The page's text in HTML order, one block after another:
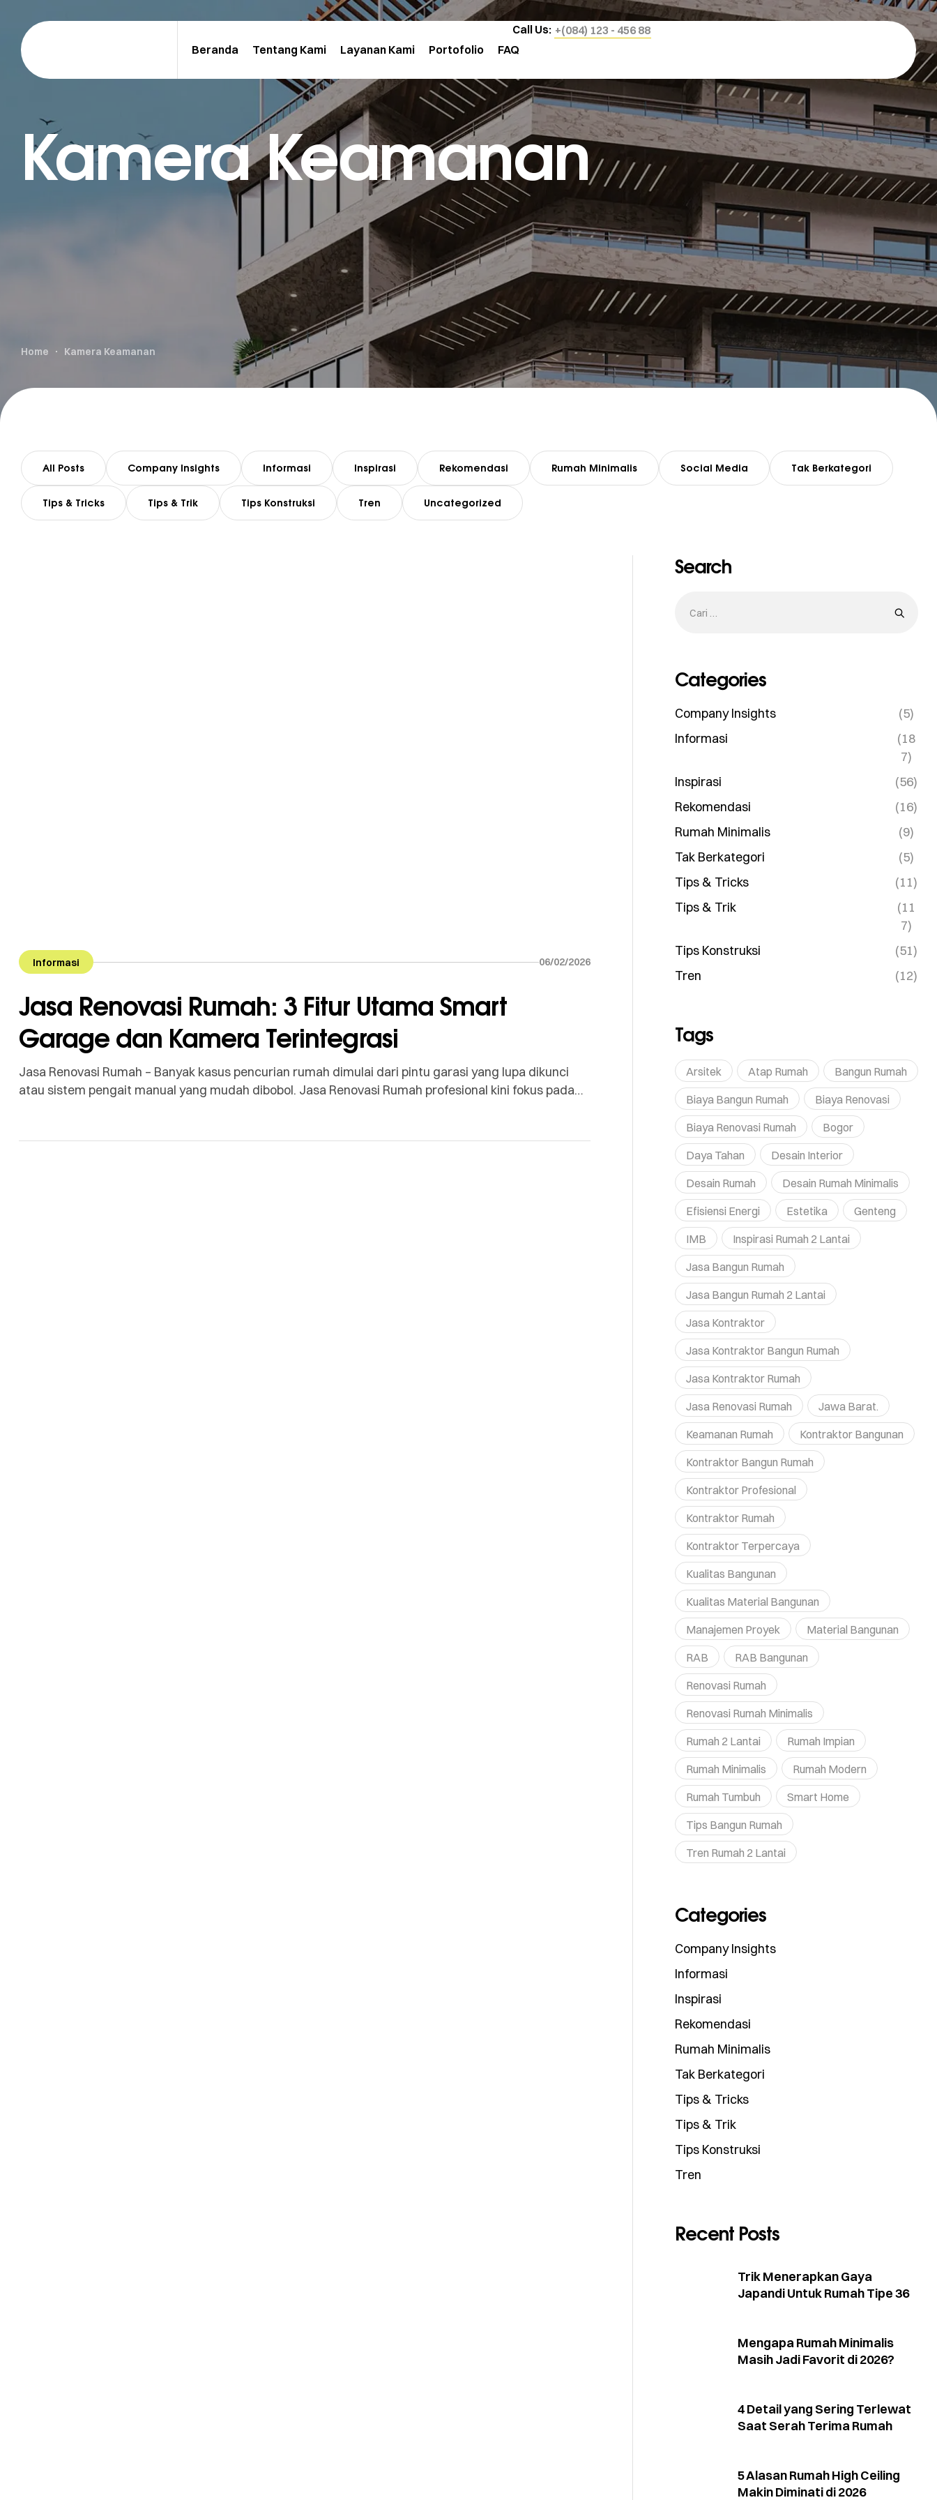
Beranda Tentang Kami Layanan Kami Portofolio FAQ
Call Us: +(084) 123 - 456 88
Kamera Keamanan
Home Kamera Keamanan
All Posts Company Insights Informasi Inspirasi Rekomendasi Rumah Minimalis Social Media Tak Berkategori
Tips & Tricks Tips & Trik Tips Konstruksi Tren Uncategorized
Informasi 06/02/2026
Jasa Renovasi Rumah: 3 Fitur Utama Smart
Garage dan Kamera Terintegrasi
Jasa Renovasi Rumah – Banyak kasus pencurian rumah dimulai dari pintu garasi yang lupa dikunci
atau sistem pengait manual yang mudah dibobol. Jasa Renovasi Rumah profesional kini fokus pada
Search
Categories
Company Insights
(5)
Informasi
(18
7)
Inspirasi
(56)
Rekomendasi
(16)
Rumah Minimalis
(9)
Tak Berkategori
(5)
Tips & Tricks
(11)
Tips & Trik
(11
7)
Tips Konstruksi
(51)
Tren
(12)
Tags
Arsitek Atap Rumah
Bangun Rumah
Biaya Bangun Rumah
Biaya Renovasi
Biaya Renovasi Rumah
Bogor
Daya Tahan
Desain Interior
Desain Rumah
Desain Rumah Minimalis
Efisiensi Energi
Estetika
Genteng
IMB
Inspirasi Rumah 2 Lantai
Jasa Bangun Rumah
Jasa Bangun Rumah 2 Lantai
Jasa Kontraktor
Jasa Kontraktor Bangun Rumah
Jasa Kontraktor Rumah
Jasa Renovasi Rumah
Jawa Barat.
Keamanan Rumah
Kontraktor Bangunan
Kontraktor Bangun Rumah
Kontraktor Profesional
Kontraktor Rumah
Kontraktor Terpercaya
Kualitas Bangunan
Kualitas Material Bangunan
Manajemen Proyek
Material Bangunan
RAB
RAB Bangunan
Renovasi Rumah
Renovasi Rumah Minimalis
Rumah 2 Lantai
Rumah Impian
Rumah Minimalis
Rumah Modern
Rumah Tumbuh
Smart Home
Tips Bangun Rumah
Tren Rumah 2 Lantai
Categories
Company Insights
Informasi
Inspirasi
Rekomendasi
Rumah Minimalis
Tak Berkategori
Tips & Tricks
Tips & Trik
Tips Konstruksi
Tren
Recent Posts
Trik Menerapkan Gaya
Japandi Untuk Rumah Tipe 36
Mengapa Rumah Minimalis
Masih Jadi Favorit di 2026?
4 Detail yang Sering Terlewat
Saat Serah Terima Rumah
5 Alasan Rumah High Ceiling
Makin Diminati di 2026